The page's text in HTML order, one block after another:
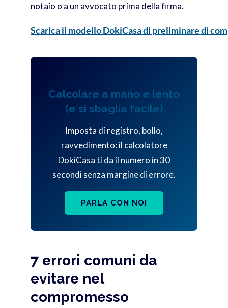
notaio o a un avvocato prima della firma.
Scarica il modello DokiCasa di preliminare di
Calcolare a mano e lento
(e si sbaglia facile)
Imposta di registro, bollo,
ravvedimento: il calcolatore
DokiCasa ti da il numero in 30
secondi senza margine di errore.
PARLA CON NOI
7 errori comuni da
evitare nel
compromesso